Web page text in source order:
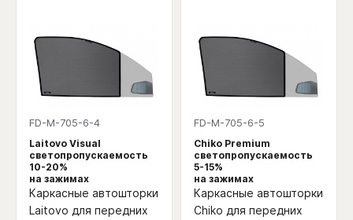
FD-M-705-6-4
Laitovo Visual
светопропускаемость
10-20%
на зажимах
Каркасные автошторки
Laitovo для передних
FD-M-705-6-5
Chiko Premium
светопропускаемость
5-15%
на зажимах
Каркасные автошторки
Chiko для передних